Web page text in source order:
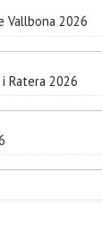
Vallbona 2026
Ratera 2026